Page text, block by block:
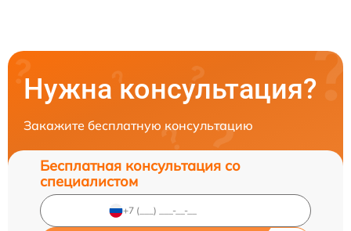
Нужна консультация?
Закажите бесплатную консультацию
Бесплатная консультация со
специалистом